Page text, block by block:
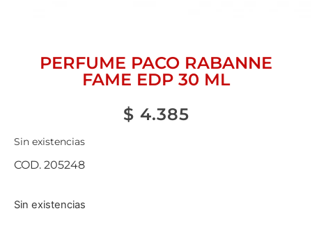
PERFUME PACO RABANNE
FAME EDP 30 ML
$ 4.385
Sin existencias
COD. 205248
Sin existencias